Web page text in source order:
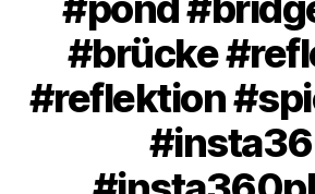
#brücke
#reflektion